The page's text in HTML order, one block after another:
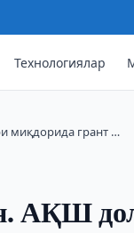
Технологиялар
миқдорида грант …
АҚШ